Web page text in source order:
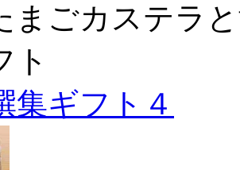
まごカステラ
ト
集ギフト４